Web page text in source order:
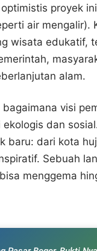
proyek
air mengalir).
wisata edukatif,
alam.
visi
dan
baru: dari kota
Sebuah
menggema